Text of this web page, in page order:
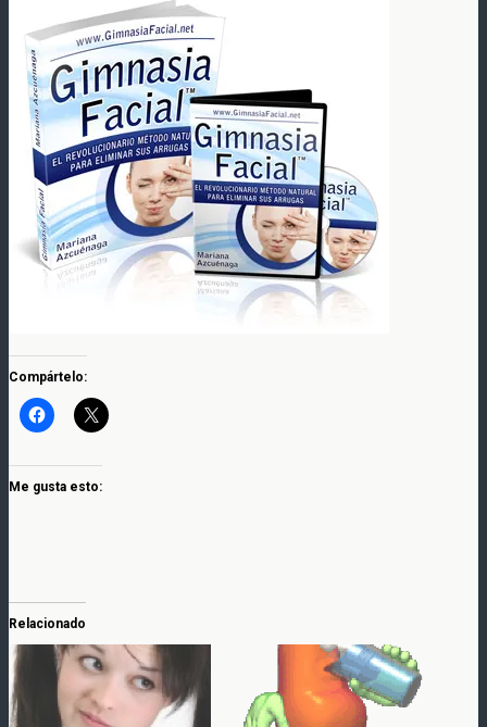
Compártelo:
Me gusta esto:
Relacionado